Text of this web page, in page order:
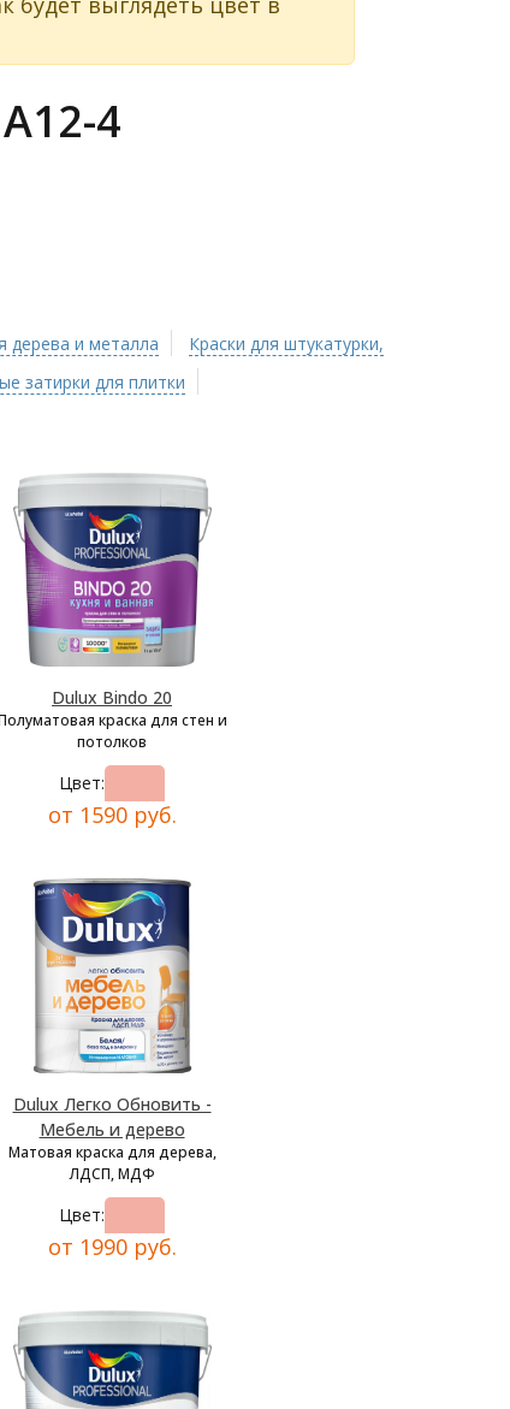
4
дерева и металла
Краски для штукатурки,
затирки для плитки
Dulux Bindo 20
краска для стен и
потолков
Цвет:
от 1590 руб.
Dulux Легко Обновить -
Мебель и дерево
Матовая краска для дерева,
ЛДСП, МДФ
Цвет:
от 1990 руб.